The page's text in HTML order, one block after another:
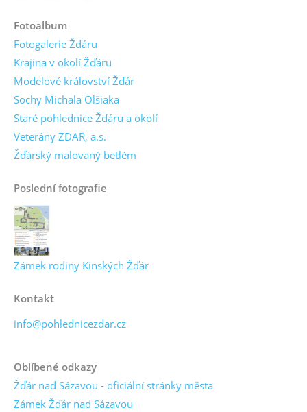
Fotoalbum
Fotogalerie Žďáru
Krajina v okolí Žďáru
Modelové království Žďár
Sochy Michala Olšiaka
Staré pohlednice Žďáru a okolí
Veterány ZDAR, a.s.
Žďárský malovaný betlém
Poslední fotografie
Zámek rodiny Kinských Žďár
Kontakt
info@pohlednicezdar.cz
Oblíbené odkazy
Žďár nad Sázavou - oficiální stránky města
Zámek Žďár nad Sázavou